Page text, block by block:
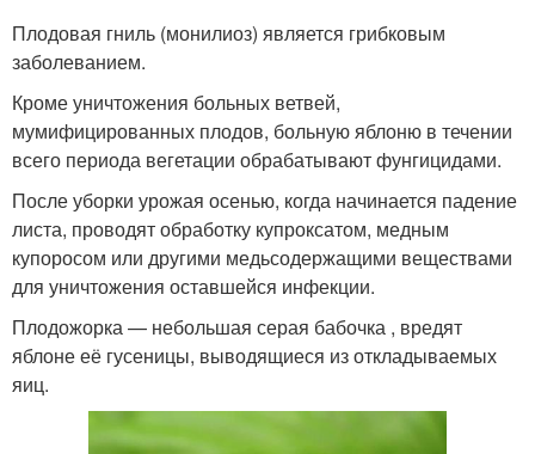
Плодовая гниль (монилиоз) является грибковым
заболеванием.
Кроме уничтожения больных ветвей,
мумифицированных плодов, больную яблоню в течении
всего периода вегетации обрабатывают фунгицидами.
После уборки урожая осенью, когда начинается падение
листа, проводят обработку купроксатом, медным
купоросом или другими медьсодержащими веществами
для уничтожения оставшейся инфекции.
Плодожорка — небольшая серая бабочка , вредят
яблоне её гусеницы, выводящиеся из откладываемых
яиц.